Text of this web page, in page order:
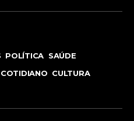
POLÍTICA SAÚDE
COTIDIANO CULTURA